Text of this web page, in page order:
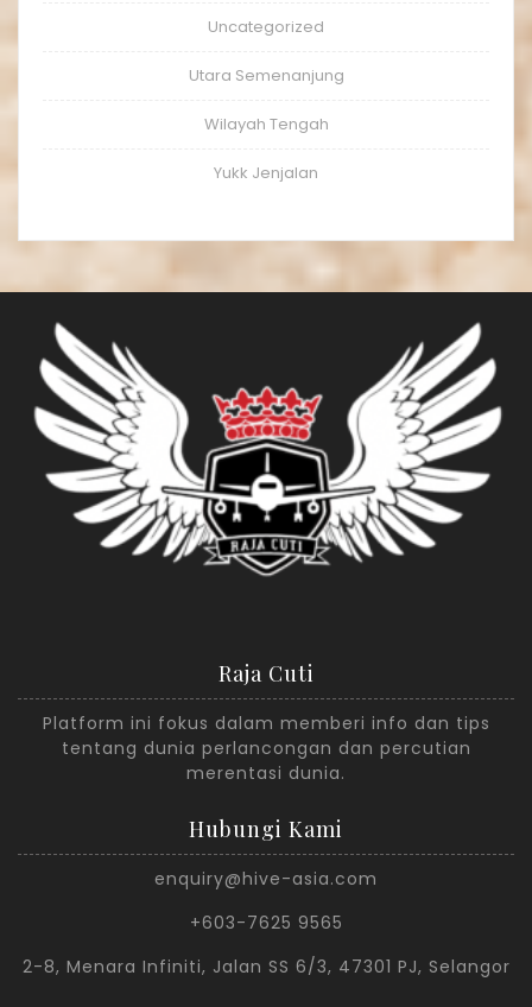
Uncategorized
Utara Semenanjung
Wilayah Tengah
Yukk Jenjalan
Raja Cuti
Platform ini fokus dalam memberi info dan tips
tentang dunia perlancongan dan percutian
merentasi dunia.
Hubungi Kami
enquiry@hive-asia.com
+603-7625 9565
2-8, Menara Infiniti, Jalan SS 6/3, 47301 PJ, Selangor